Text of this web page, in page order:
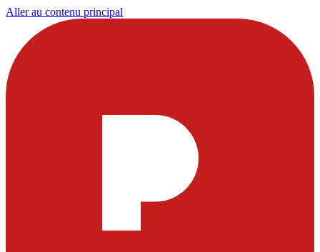
Aller au contenu principal